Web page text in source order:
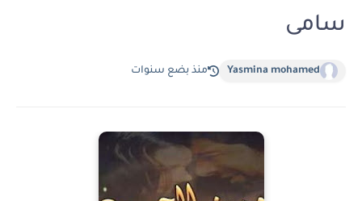
سامى
Yasmina mohamed منذ بضع سنوات